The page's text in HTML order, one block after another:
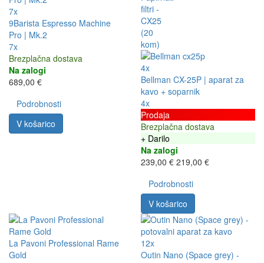
7x
9Barista Espresso Machine
Pro | Mk.2
7x
Brezplačna dostava
Na zalogi
689,00 €
Podrobnosti
V košarico
4x
Bellman CX-25P | aparat za
kavo + soparnik
4x
Prodaja
Brezplačna dostava
+ Darilo
Na zalogi
239,00 € 219,00 €
Podrobnosti
V košarico
La Pavoni Professional Rame
Gold
12x
Outin Nano (Space grey) -